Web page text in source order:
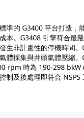
準的 G3400 平台打造，
本。G3408 引擎符合最
生非計畫性的停機時間
體採集與井頭氣體壓縮
rpm 時為 190-298
制及後處理即符合 NSPS